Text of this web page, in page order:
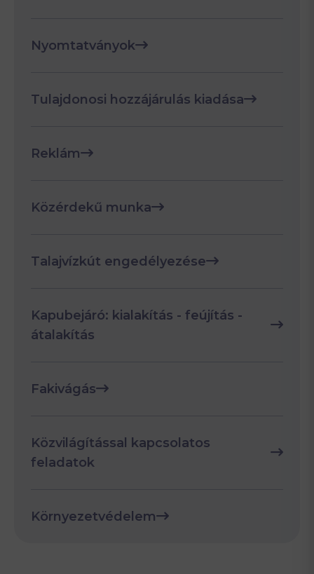
Nyomtatványok
Tulajdonosi hozzájárulás kiadása
Reklám
Közérdekű munka
Talajvízkút engedélyezése
Kapubejáró: kialakítás - feújítás -
átalakítás
Fakivágás
Közvilágítással kapcsolatos
feladatok
Környezetvédelem